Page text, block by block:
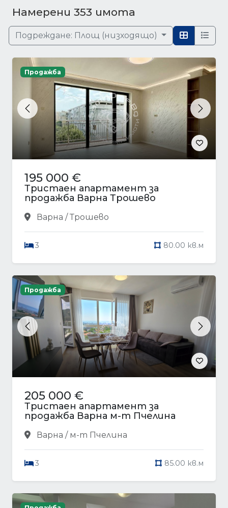
Намерени 353 имота
Подреждане: Площ (низходящо)
Previous Next
Продажба
195 000 €
Тристаен апартамент за
продажба Варна Трошево
Варна / Трошево
3 80.00 кв.м
Previous Next
Продажба
205 000 €
Тристаен апартамент за
продажба Варна м-т Пчелина
Варна / м-т Пчелина
3 85.00 кв.м